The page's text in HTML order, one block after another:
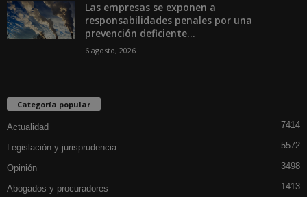
Las empresas se exponen a
responsabilidades penales por una
prevención deficiente...
6 agosto, 2026
Categoría popular
Actualidad 7414
Legislación y jurisprudencia 5572
Opinión 3498
Abogados y procuradores 1413